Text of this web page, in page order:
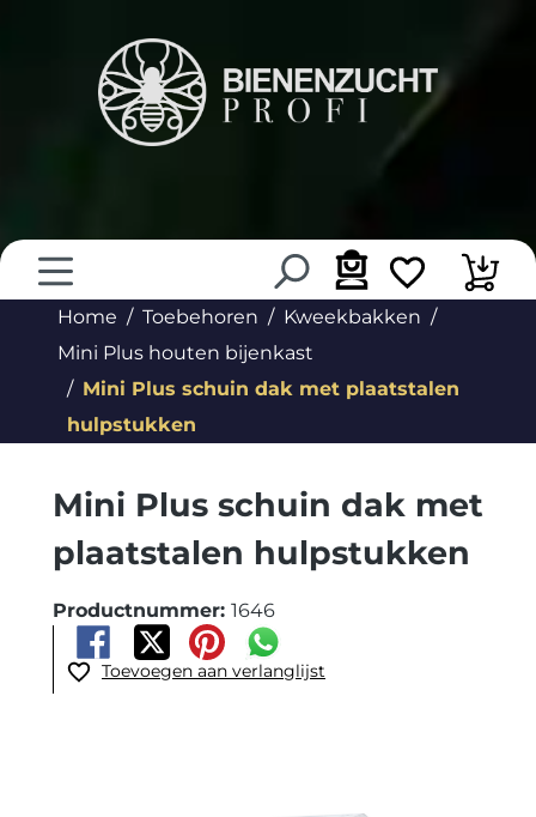
Home Toebehoren
Kweekbakken
Mini Plus houten bijenkast
Mini Plus schuin dak met plaatstalen
hulpstukken
Mini Plus schuin dak met
plaatstalen hulpstukken
Productnummer: 1646
Toevoegen aan verlanglijst